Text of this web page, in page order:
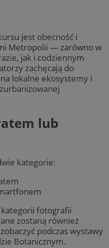
jest obecność i
Metropolii — zarówno w
jak i codziennym
zachęcają do
lokalne ekosystemy i
lub
kategorie:
kategorii fotografii
zostaną również
podczas wystawy
Botanicznym.